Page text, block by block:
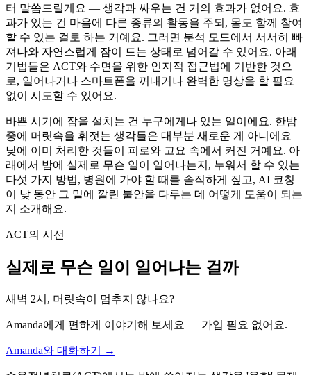
터 말씀드릴게요 — 생각과 싸우는 건 거의 효과가 없어요. 효
과가 있는 건 마음에 다른 종류의 활동을 주되, 몸도 함께 참여
할 수 있는 걸로 하는 거예요. 그러면 분석 모드에서 서서히 빠
져나와 자연스럽게 잠이 드는 상태로 넘어갈 수 있어요. 아래
기법들은 ACT와 수면을 위한 인지적 접근법에 기반한 것으
로, 일어나거나 스마트폰을 꺼내거나 완벽한 명상을 할 필요
없이 시도할 수 있어요.
바쁜 시기에 잠을 설치는 건 누구에게나 있는 일이에요. 한밤
중에 머릿속을 휘젓는 생각들은 대부분 새로운 게 아니에요 —
낮에 이미 처리한 것들이 피로와 고요 속에서 커진 거예요. 아
래에서 밤에 실제로 무슨 일이 일어나는지, 누워서 할 수 있는
다섯 가지 방법, 병원에 가야 할 때를 솔직하게 짚고, AI 코칭
이 낮 동안 그 밑에 깔린 불안을 다루는 데 어떻게 도움이 되는
지 소개해요.
ACT의 시선
실제로 무슨 일이 일어나는 걸까
새벽 2시, 머릿속이 멈추지 않나요?
Amanda에게 편하게 이야기해 보세요 — 가입 필요 없어요.
Amanda와 대화하기 →